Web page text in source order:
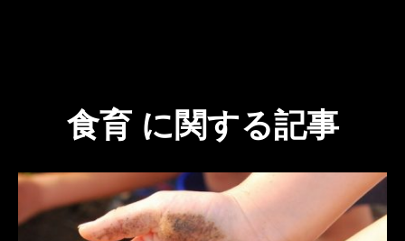
食育 に関する記事